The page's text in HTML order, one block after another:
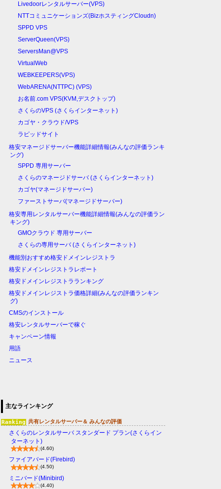
Livedoorレンタルサーバー(VPS)
NTTコミュニケーションズ(BizホスティングCloudn)
SPPD VPS
ServerQueen(VPS)
ServersMan@VPS
VirtualWeb
WEBKEEPERS(VPS)
WebARENA(NTTPC) (VPS)
お名前.com VPS(KVM,デスクトップ)
さくらのVPS (さくらインターネット)
カゴヤ・クラウド/VPS
ラピッドサイト
格安マネージドサーバー機能詳細情報(みんなの評価ランキ
ング)
SPPD 専用サーバー
さくらのマネージドサーバ (さくらインターネット)
カゴヤ(マネージドサーバー)
ファーストサーバ(マネージドサーバー)
格安専用レンタルサーバー機能詳細情報(みんなの評価ラン
キング)
GMOクラウド 専用サーバー
さくらの専用サーバ (さくらインターネット)
機能別おすすめ格安ドメインレジストラ
格安ドメインレジストラレポート
格安ドメインレジストラランキング
格安ドメインレジストラ価格詳細(みんなの評価ランキン
グ)
CMSのインストール
格安レンタルサーバーで稼ぐ
キャンペーン情報
用語
ニュース
主なラインキング
共有レンタルサーバー＆ みんなの評価
さくらのレンタルサーバ スタンダード プラン(さくらイン
ターネット)
(4.60)
ファイアバード(Firebird)
(4.50)
ミニバード(Minibird)
(4.40)